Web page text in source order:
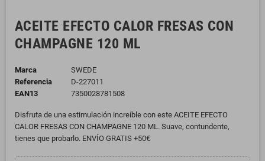
ACEITE EFECTO CALOR FRESAS CON
CHAMPAGNE 120 ML
Marca
SWEDE
Referencia
D-227011
EAN13
7350028781508
Disfruta de una estimulación increíble con este ACEITE EFECTO
CALOR FRESAS CON CHAMPAGNE 120 ML. Suave, contundente,
tienes que probarlo. ENVÍO GRATIS +50€